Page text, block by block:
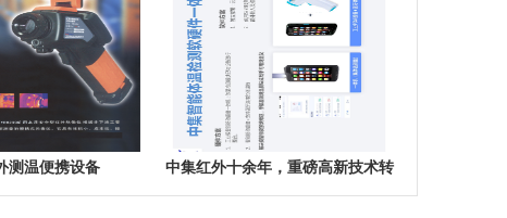
测温便携设备
中集红外十余年，重磅高新技术转
换，为解决疫情物资紧缺难题，中